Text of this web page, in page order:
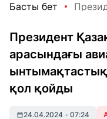
Басты бет
Президент
арасындағы
қол қойды
24.04.2024 • 07:24